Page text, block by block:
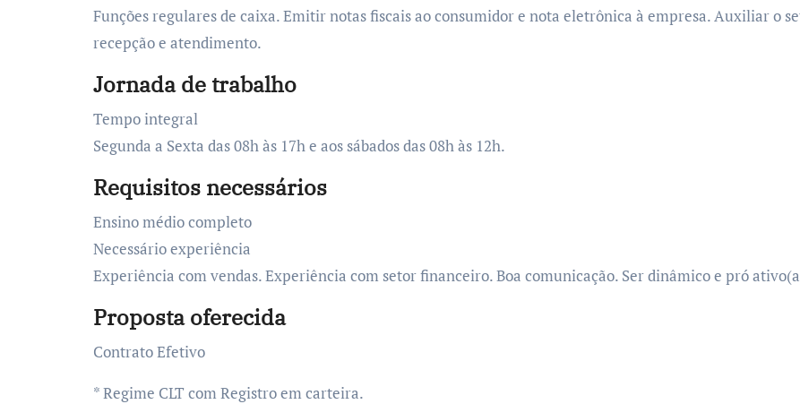
Funções regulares de caixa. Emitir notas fiscais ao consumidor e nota eletrônica à empresa. Auxiliar o setor financeiro. Auxiliar o setor de
recepção e atendimento.
Jornada de trabalho
Tempo integral
Segunda a Sexta das 08h às 17h e aos sábados das 08h às 12h.
Requisitos necessários
Ensino médio completo
Necessário experiência
Experiência com vendas. Experiência com setor financeiro. Boa comunicação. Ser dinâmico e pró
Proposta oferecida
Contrato Efetivo
* Regime CLT com Registro em carteira.